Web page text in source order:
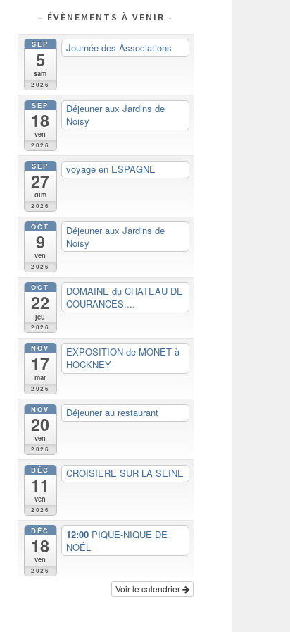
ÉVÈNEMENTS À VENIR
SEP
5
sam
2026
Journée des Associations
SEP
18
ven
2026
Déjeuner aux Jardins de
Noisy
SEP
27
dim
2026
voyage en ESPAGNE
OCT
9
ven
2026
Déjeuner aux Jardins de
Noisy
OCT
22
jeu
2026
DOMAINE du CHATEAU DE
COURANCES,...
NOV
17
mar
2026
EXPOSITION de MONET à
HOCKNEY
NOV
20
ven
2026
Déjeuner au restaurant
DÉC
11
ven
2026
CROISIERE SUR LA SEINE
DÉC
18
ven
2026
12:00 PIQUE-NIQUE DE
NOËL
Voir le calendrier